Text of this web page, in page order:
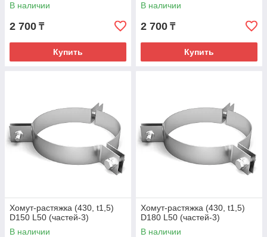
В наличии
2 700 ₸
Купить
В наличии
2 700 ₸
Купить
Хомут-растяжка (430, t1,5)
D150 L50 (частей-3)
В наличии
Хомут-растяжка (430, t1,5)
D180 L50 (частей-3)
В наличии